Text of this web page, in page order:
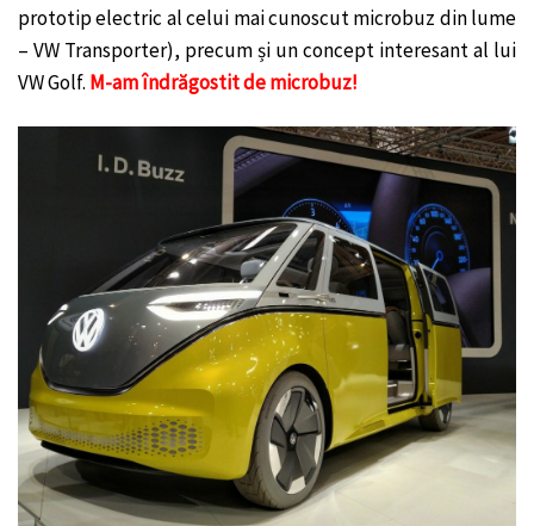
prototip electric al celui mai cunoscut microbuz din lume
– VW Transporter), precum și un concept interesant al lui
VW Golf. M-am îndrăgostit de microbuz!